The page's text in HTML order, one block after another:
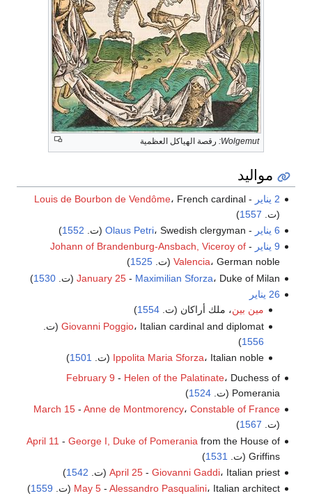
Wolgemut: رقصة الهياكل العظمية
مواليد
2 يناير -
Louis de Bourbon de Vendôme، French cardinal
(ت. 1557
)
6 يناير
-
Olaus Petri، Swedish clergyman (ت. 1552
)
9 يناير
-
Johann of Brandenburg-Ansbach, Viceroy of
Valencia، German noble (ت. 1525
)
January 25- Maximilian Sforza، Duke of Milan (ت. 1530
)
26 يناير
مين بين، ملك أراكان (ت. 1554
)
Giovanni Poggio، Italian cardinal and diplomat (ت.
1556
)
Ippolita Maria Sforza، Italian noble (ت. 1501
)
February 9 - Helen of the Palatinate، Duchess of
Pomerania (ت.
1524
)
March 15- Anne de Montmorency، Constable of France
(ت. 1567
)
April 11 - George I, Duke of Pomerania from the House of
Griffins (ت.
1531
)
April 25- Giovanni Gaddi، Italian priest (ت. 1542
)
May 5- Alessandro Pasqualini، Italian architect (ت. 1559
)